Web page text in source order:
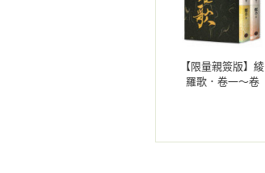
【限量親簽版】綾
羅歌．卷一～卷